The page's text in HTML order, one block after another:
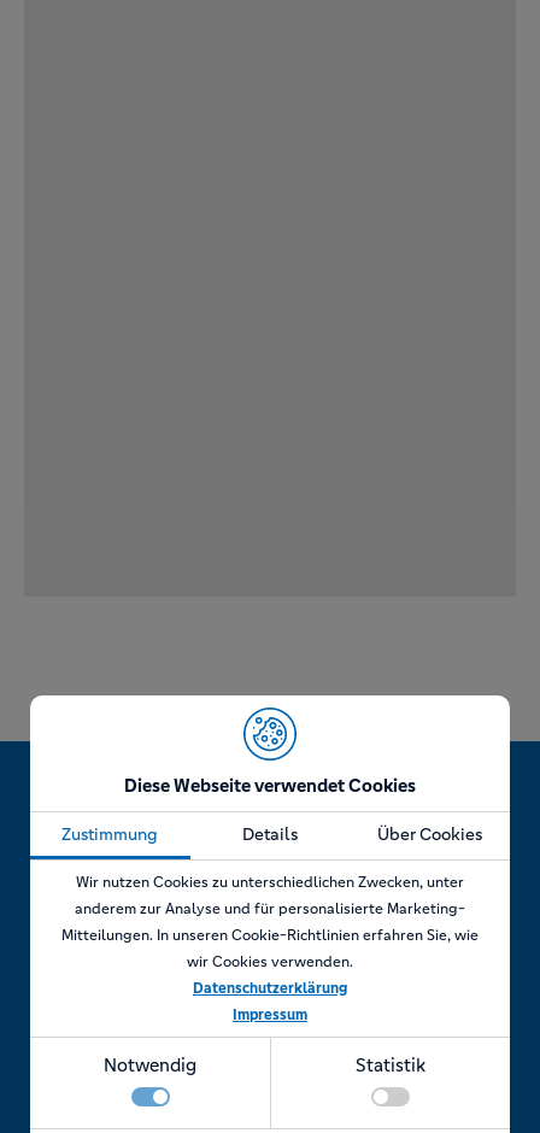
Diese Webseite verwendet Cookies
Zustimmung Details Über Cookies
Wir nutzen Cookies zu unterschiedlichen Zwecken, unter
anderem zur Analyse und für personalisierte Marketing-
Mitteilungen. In unseren Cookie-Richtlinien erfahren Sie, wie
wir Cookies verwenden.
Datenschutzerklärung
Impressum
Notwendig Statistik
Jetzt Termin vereinbaren!
Telefonisch
+49 7841 69 11880